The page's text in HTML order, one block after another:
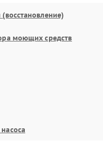
моющих средств